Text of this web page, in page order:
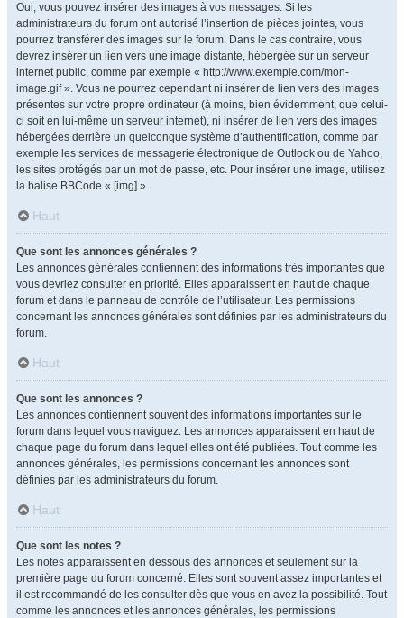
Oui, vous pouvez insérer des images à vos messages. Si les
administrateurs du forum ont autorisé l’insertion de pièces jointes, vous
pourrez transférer des images sur le forum. Dans le cas contraire, vous
devrez insérer un lien vers une image distante, hébergée sur un serveur
internet public, comme par exemple « http://www.exemple.com/mon-
image.gif ». Vous ne pourrez cependant ni insérer de lien vers des images
présentes sur votre propre ordinateur (à moins, bien évidemment, que celui-
ci soit en lui-même un serveur internet), ni insérer de lien vers des images
hébergées derrière un quelconque système d’authentification, comme par
exemple les services de messagerie électronique de Outlook ou de Yahoo,
les sites protégés par un mot de passe, etc. Pour insérer une image, utilisez
la balise BBCode « [img] ».
Haut
Que sont les annonces générales ?
Les annonces générales contiennent des informations très importantes que
vous devriez consulter en priorité. Elles apparaissent en haut de chaque
forum et dans le panneau de contrôle de l’utilisateur. Les permissions
concernant les annonces générales sont définies par les administrateurs du
forum.
Haut
Que sont les annonces ?
Les annonces contiennent souvent des informations importantes sur le
forum dans lequel vous naviguez. Les annonces apparaissent en haut de
chaque page du forum dans lequel elles ont été publiées. Tout comme les
annonces générales, les permissions concernant les annonces sont
définies par les administrateurs du forum.
Haut
Que sont les notes ?
Les notes apparaissent en dessous des annonces et seulement sur la
première page du forum concerné. Elles sont souvent assez importantes et
il est recommandé de les consulter dès que vous en avez la possibilité. Tout
comme les annonces et les annonces générales, les permissions